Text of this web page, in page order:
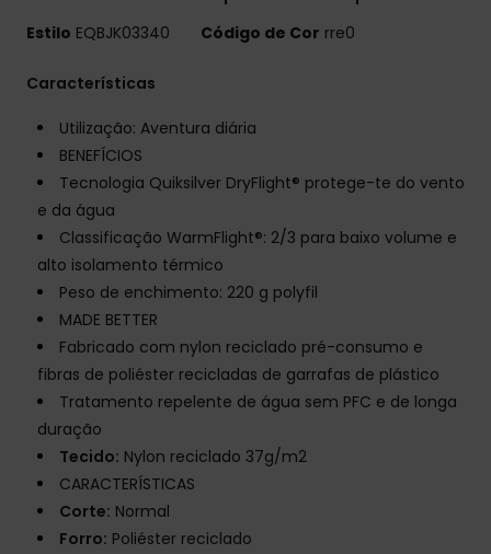
Estilo EQBJK03340 Código de Cor rre0
Características
Utilização: Aventura diária
BENEFÍCIOS
Tecnologia Quiksilver DryFlight® protege-te do vento
e da água
Classificação WarmFlight®: 2/3 para baixo volume e
alto isolamento térmico
Peso de enchimento: 220 g polyfil
MADE BETTER
Fabricado com nylon reciclado pré-consumo e
fibras de poliéster recicladas de garrafas de plástico
Tratamento repelente de água sem PFC e de longa
duração
Tecido: Nylon reciclado 37g/m2
CARACTERÍSTICAS
Corte: Normal
Forro: Poliéster reciclado